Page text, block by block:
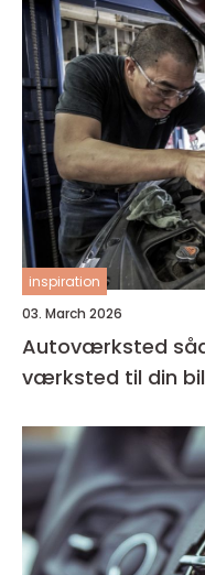
inspiration
03. March 2026
Autoværksted sådan vælger du det rigtige
værksted til din bil